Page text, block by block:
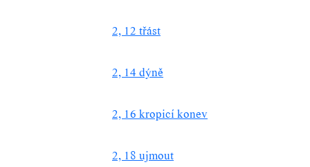
2, 12 třást
2, 14 dýně
2, 16 kropicí konev
2, 18 ujmout